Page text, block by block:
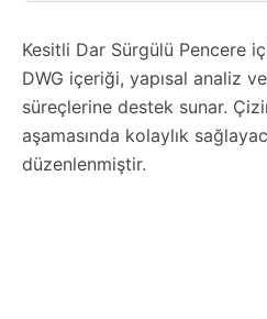
Kesitli Dar Sürgülü Pencere
DWG içeriği, yapısal analiz
süreçlerine destek sunar.
aşamasında kolaylık
düzenlenmiştir.